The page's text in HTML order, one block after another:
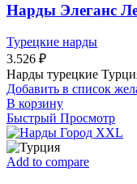
Нарды Элеганс
Турецкие нарды
3.526 ₽
Нарды турецкие
Добавить в список
В корзину
Быстрый Просмотр
Add to compare